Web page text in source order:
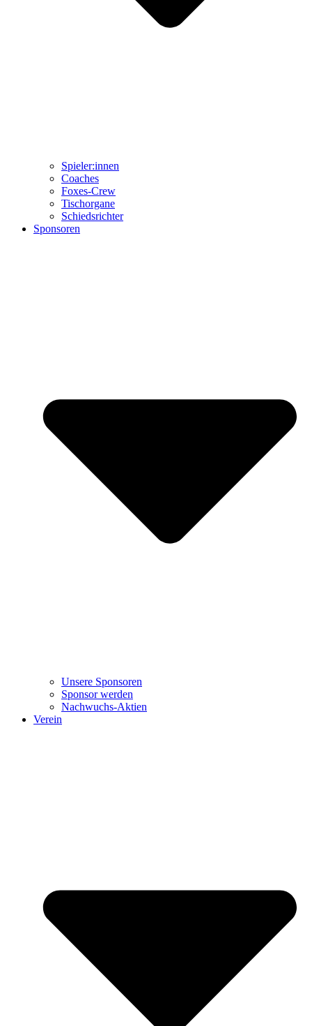
Spieler:innen
Coaches
Foxes-Crew
Tischorgane
Schiedsrichter
Sponsoren
Unsere Sponsoren
Sponsor werden
Nachwuchs-Aktien
Verein